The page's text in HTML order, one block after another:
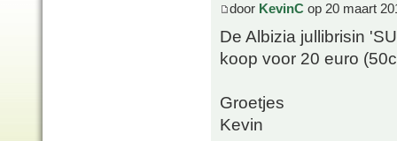
door KevinC op 20 maart
De Albizia jullibrisin
koop voor 20 euro
Groetjes
Kevin